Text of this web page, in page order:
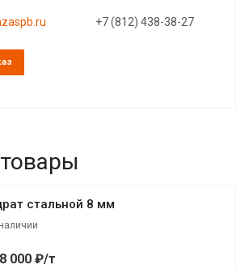
+7 (812) 438-38-27
стальной 8 мм
000 ₽/т